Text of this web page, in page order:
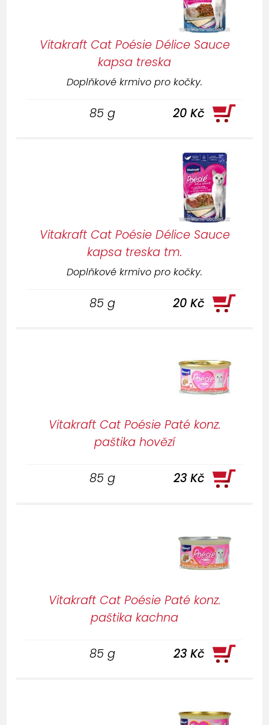
Vitakraft Cat Poésie Délice Sauce
kapsa treska
Doplňkové krmivo pro kočky.
85 g 20 Kč
Vitakraft Cat Poésie Délice Sauce
kapsa treska tm.
Doplňkové krmivo pro kočky.
85 g 20 Kč
Vitakraft Cat Poésie Paté konz.
paštika hovězí
85 g 23 Kč
Vitakraft Cat Poésie Paté konz.
paštika kachna
85 g 23 Kč